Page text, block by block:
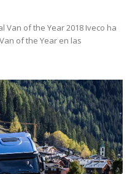
Van of the Year 2018 Iveco ha
of the Year en las